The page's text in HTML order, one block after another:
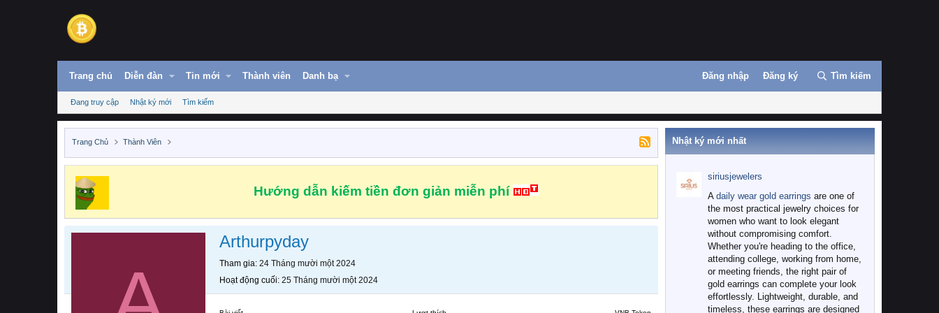
Trang chủ Diễn đàn Tin mới Thành viên Danh bạ Đăng nhập Đăng ký Tìm kiếm
Đang truy cập Nhật ký mới Tìm kiếm
Trang Chủ Thành Viên
Hướng dẫn kiếm tiền đơn giản miễn phí
Arthurpyday
Tham gia 24 Tháng mười một 2024
Hoạt động cuối 25 Tháng mười một 2024
Nhật ký mới nhất
siriusjewelers
A daily wear gold earrings are one of
the most practical jewelry choices for
women who want to look elegant
without compromising comfort.
Whether you're heading to the office,
attending college, working from home,
or meeting friends, the right pair of
gold earrings can complete your look
effortlessly. Lightweight, durable, and
timeless, these earrings are designed